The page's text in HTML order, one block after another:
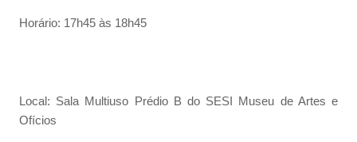
Horário: 17h45 às 18h45
Local: Sala Multiuso Prédio B do SESI Museu de Artes e
Ofícios